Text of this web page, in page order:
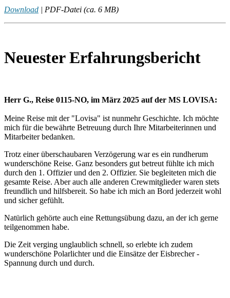
Download | PDF-Datei (ca. 6 MB)
Neuester Erfahrungsbericht
Herr G., Reise 0115-NO, im März 2025 auf der MS LOVISA:
Meine Reise mit der "Lovisa" ist nunmehr Geschichte. Ich möchte
mich für die bewährte Betreuung durch Ihre Mitarbeiterinnen und
Mitarbeiter bedanken.
Trotz einer überschaubaren Verzögerung war es ein rundherum
wunderschöne Reise. Ganz besonders gut betreut fühlte ich mich
durch den 1. Offizier und den 2. Offizier. Sie begleiteten mich die
gesamte Reise. Aber auch alle anderen Crewmitglieder waren stets
freundlich und hilfsbereit. So habe ich mich an Bord jederzeit wohl
und sicher gefühlt.
Natürlich gehörte auch eine Rettungsübung dazu, an der ich gerne
teilgenommen habe.
Die Zeit verging unglaublich schnell, so erlebte ich zudem
wunderschöne Polarlichter und die Einsätze der Eisbrecher -
Spannung durch und durch.